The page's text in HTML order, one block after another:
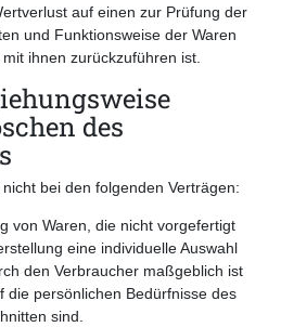
auf einen zur Prüfung der
und Funktionsweise der Waren
ihnen zurückzuführen ist.
des
bei den folgenden Verträgen:
von Waren, die nicht vorgefertigt
eine individuelle Auswahl
den Verbraucher maßgeblich ist
die persönlichen Bedürfnisse des
sind.